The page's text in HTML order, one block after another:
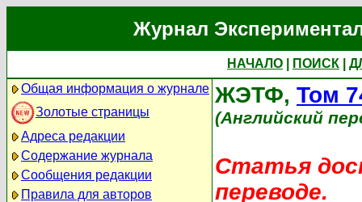
Журнал
НАЧАЛО ПОИСК
Общая информация о журнале
Золотые страницы
Адреса редакции
Содержание журнала
Сообщения редакции
Правила для авторов
ЖЭТФ, Том
(Английский
Статья
переводе.